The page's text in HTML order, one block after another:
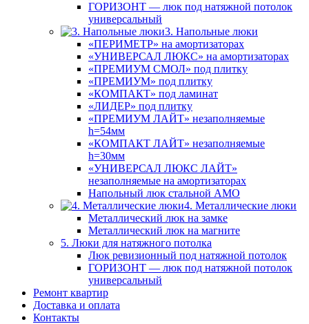
ГОРИЗОНТ — люк под натяжной потолок
универсальный
3. Напольные люки
«ПЕРИМЕТР» на амортизаторах
«УНИВЕРСАЛ ЛЮКС» на амортизаторах
«ПРЕМИУМ СМОЛ» под плитку
«ПРЕМИУМ» под плитку
«КОМПАКТ» под ламинат
«ЛИДЕР» под плитку
«ПРЕМИУМ ЛАЙТ» незаполняемые
h=54мм
«КОМПАКТ ЛАЙТ» незаполняемые
h=30мм
«УНИВЕРСАЛ ЛЮКС ЛАЙТ»
незаполняемые на амортизаторах
Напольный люк стальной АМО
4. Металлические люки
Металлический люк на замке
Металлический люк на магните
5. Люки для натяжного потолка
Люк ревизионный под натяжной потолок
ГОРИЗОНТ — люк под натяжной потолок
универсальный
Ремонт квартир
Доставка и оплата
Контакты